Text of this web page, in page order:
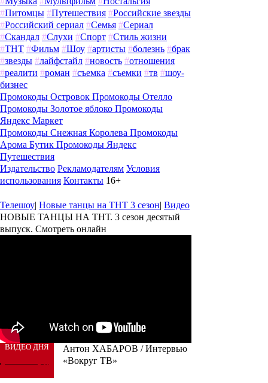
#Питомцы #Путешествия #Российские звезды
#Российский сериал #Семья #Сериал
#Скандал #Слухи #Спорт #Стиль жизни
#ТНТ #Фильм #Шоу #артисты #болезнь #брак
#звезды #лайфстайл #новость #отношения
#реалити #роман #съемка #съемки #тв #шоу-
бизнес
Промокоды Островок Промокоды Отелло
Промокоды Золотое яблоко Промокоды
Яндекс Маркет
Промокоды Снежная Королева Промокоды
Арома Бутик Промокоды Яндекс
Путешествия
Издательство Рекламодателям Условия
использования Контакты 16+
Телешоу| Новые танцы на ТНТ 3 сезон| Видео
НОВЫЕ ТАНЦЫ НА ТНТ. 3 сезон десятый
выпуск. Смотреть онлайн
ВИДЕО ДНЯ
Антон ХАБАРОВ / Интервью
«Вокруг ТВ»